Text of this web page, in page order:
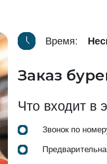
Время:
Заказ
Что входит в
Звонок по